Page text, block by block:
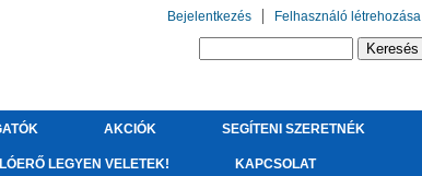
Bejelentkezés Felhasználó létrehozása
AKCIÓK SEGÍTENI SZERETNÉK
LEGYEN VELETEK! KAPCSOLAT